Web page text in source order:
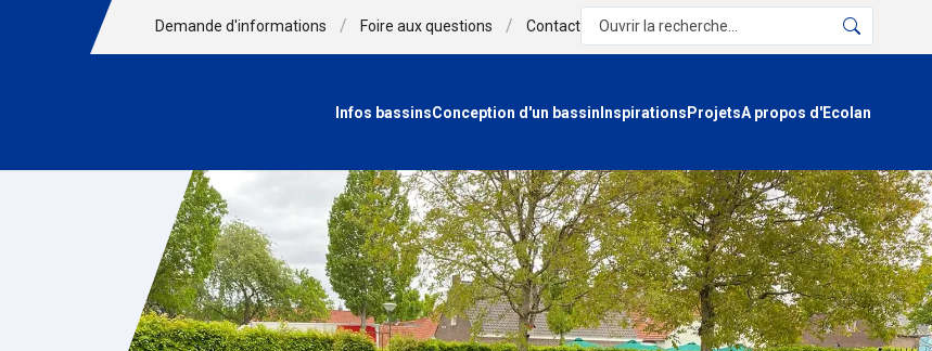
Demande d'informations / Foire aux questions / Contact Ouvrir la recherche...
Infos bassinsConception d'un bassinInspirationsProjetsA propos d'Ecolan